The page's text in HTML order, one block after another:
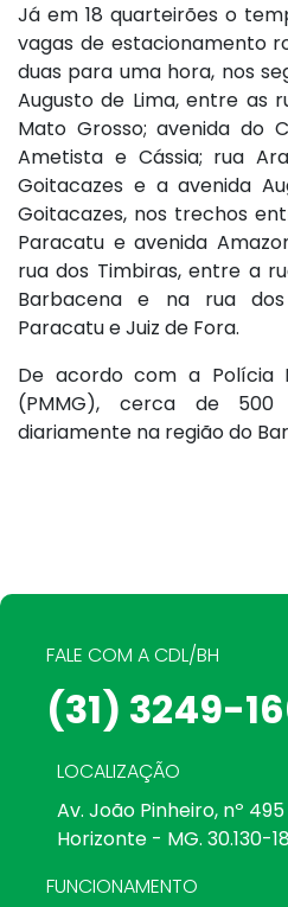
Já em 18 quarteirões o
vagas de estacionamento
duas para uma hora, nos
Augusto de Lima, entre as
Mato Grosso; avenida do
Ametista e Cássia; rua
Goitacazes e a avenida
Goitacazes, nos trechos
Paracatu e avenida
rua dos Timbiras, entre a
Barbacena e na rua
Paracatu e Juiz de Fora.
De acordo com a Polícia
(PMMG), cerca de 500
diariamente na região do
FALE COM A CDL/BH
(31) 3249-
LOCALIZAÇÃO
Av. João Pinheiro, nº
Horizonte - MG. 30.130-
FUNCIONAMENTO